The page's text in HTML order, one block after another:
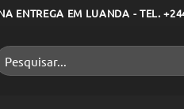
ENTREGA EM LUANDA - TEL.